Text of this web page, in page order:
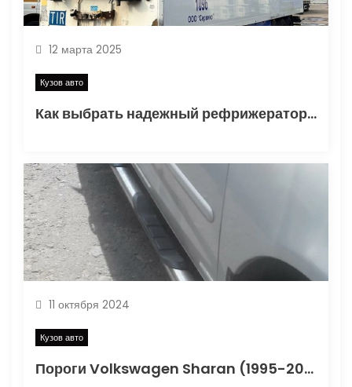
п
и
м
12 марта 2025
Кузов авто
Как выбрать надежный рефрижератор полуприцеп: советы экспертов
11 октября 2024
Кузов авто
Пороги Volkswagen Sharan (1995-2010): Полный профиль, замена и уход